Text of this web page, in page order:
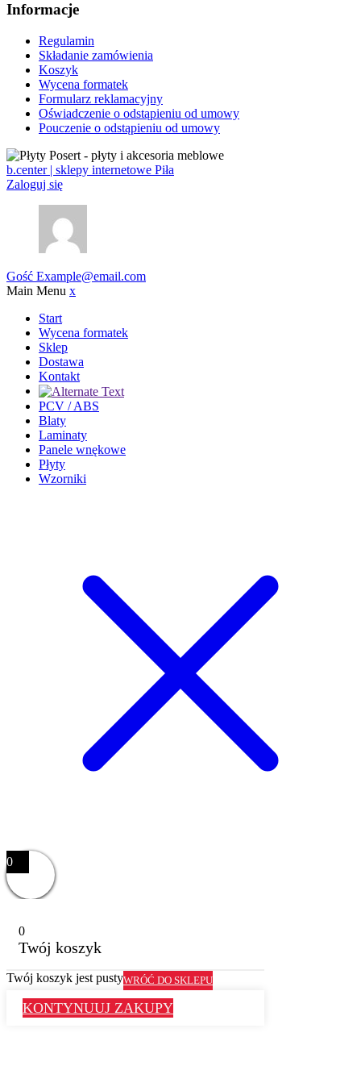
Informacje
Regulamin
Składanie zamówienia
Koszyk
Wycena formatek
Formularz reklamacyjny
Oświadczenie o odstąpieniu od umowy
Pouczenie o odstąpieniu od umowy
b.center | sklepy internetowe Piła
Zaloguj się
Gość Example@email.com
Main Menu x
Start
Wycena formatek
Sklep
Dostawa
Kontakt
PCV / ABS
Blaty
Laminaty
Panele wnękowe
Płyty
Wzorniki
0
0
Twój koszyk
Twój koszyk jest pustyWRÓĆ DO SKLEPU
KONTYNUUJ ZAKUPY